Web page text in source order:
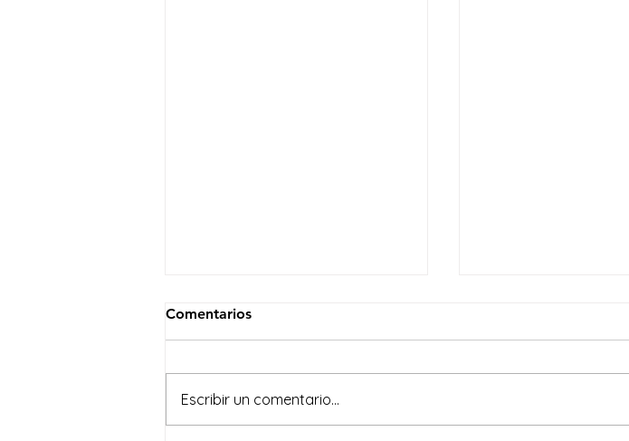
Comentarios
Escribir un comentario...